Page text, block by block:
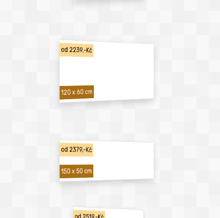
od 2239,-Kč
120 x 60 cm
od 2379,-Kč
150 x 50 cm